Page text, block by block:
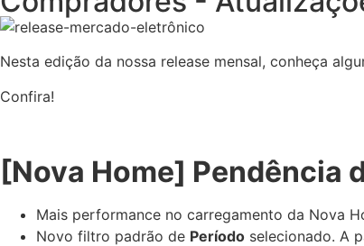
Nesta edição da nossa release mensal, conheça
Confira!
[Nova Home] Pendência
Mais performance no carregamento da Nova
Novo filtro padrão de Período selecionado. A